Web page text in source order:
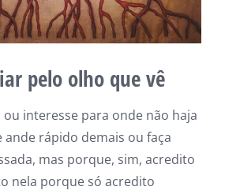
pelo olho que vê
interesse para onde não haja
rápido demais ou faça
mas porque, sim, acredito
nela porque só acredito